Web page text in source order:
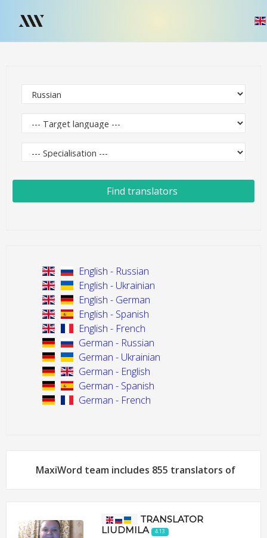
Find translators
English - Russian
English - Ukrainian
English - German
English - Spanish
English - French
German - Russian
German - Ukrainian
German - English
German - Spanish
German - French
MaxiWord team includes 855 translators of
TRANSLATOR
LIUDMILA
4.13